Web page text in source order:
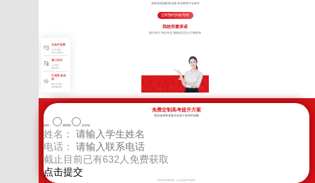
高标准校园配套设施 高考教育行业标杆
立即预约到校考察
我校郑重承诺
因为专注 所以专业 我校成立至今只做高考
无条件退费
7天不满意
交多少退多少
签订协议
入学签订
辅导协议
不满意 换老
师
教学不满意
老师随时换
免费定制高考提升方案
您的选择将直接决定孩子高考的成败
选科： 物理组 化学组
姓名：
电话：
截止目前已有632人免费获取
新学高考郑重承诺，以上信息将严格保密